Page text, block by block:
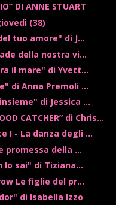
DI ANNE STUART
(38)
tuo amore" di J...
della nostra vi...
il mare" di Yvett...
di Anna Premoli ...
di Jessica ...
CATCHER” di Chris...
I - La danza degli ...
promessa della ...
lo sai" di Tiziana...
Le figlie del pr...
di Isabella Izzo